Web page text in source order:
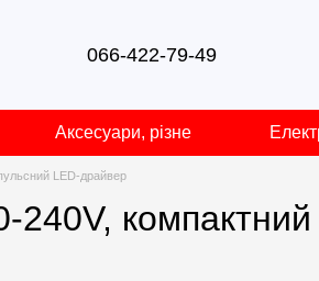
066-422-79-49
Аксесуари, різне
LED-драйвер
240V, компактний